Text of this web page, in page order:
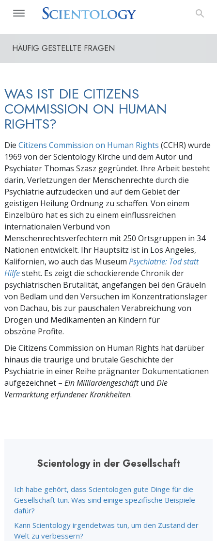
HÄUFIG GESTELLTE FRAGEN
WAS IST DIE CITIZENS
COMMISSION ON HUMAN
RIGHTS?
Die Citizens Commission on Human Rights (CCHR) wurde
1969 von der Scientology Kirche und dem Autor und
Psychiater Thomas Szasz gegründet. Ihre Arbeit besteht
darin, Verletzungen der Menschenrechte durch die
Psychiatrie aufzudecken und auf dem Gebiet der
geistigen Heilung Ordnung zu schaffen. Von einem
Einzelbüro hat es sich zu einem einflussreichen
internationalen Verbund von
Menschenrechtsverfechtern mit 250 Ortsgruppen in 34
Nationen entwickelt. Ihr Hauptsitz ist in Los Angeles,
Kalifornien, wo auch das Museum Psychiatrie: Tod statt
Hilfesteht. Es zeigt die schockierende Chronik der
psychiatrischen Brutalität, angefangen bei den Gräueln
von Bedlam und den Versuchen im Konzentrationslager
von Dachau, bis zur pauschalen Verabreichung von
Drogen und Medikamenten an Kindern für
obszöne Profite.
Die Citizens Commission on Human Rights hat darüber
hinaus die traurige und brutale Geschichte der
Psychiatrie in einer Reihe prägnanter Dokumentationen
aufgezeichnet – Ein Milliardengeschäftund Die
Vermarktung erfundener Krankheiten.
Scientology in der Gesellschaft
Ich habe gehört, dass Scientologen gute Dinge für die
Gesellschaft tun. Was sind einige spezifische Beispiele
dafür?
Kann Scientology irgendetwas tun, um den Zustand der
Welt zu verbessern?